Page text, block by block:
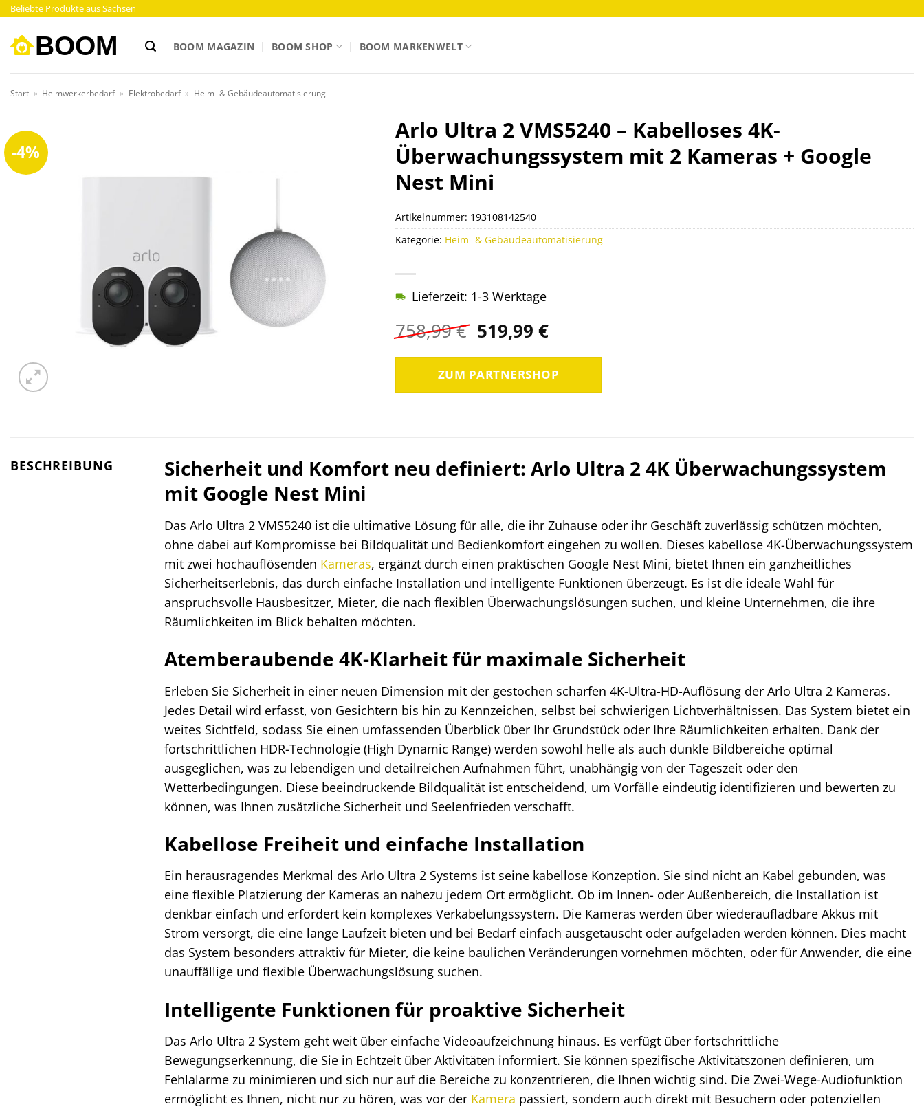
Zum
springen
Beliebte Produkte aus Sachsen
BOOM MAGAZIN BOOM SHOP BOOM MARKENWELT
Start » Heimwerkerbedarf » Elektrobedarf » Heim- & Gebäudeautomatisierung
-4%
Arlo Ultra 2 VMS5240 – Kabelloses 4K-
Überwachungssystem mit 2 Kameras + Google
Nest Mini
758,99€ Ursprünglicher
Preis
war:
758,99 €
519,99 €Aktueller
ist:
519,99 €.
Lieferzeit: 1-3 Werktage
ZUM PARTNERSHOP
Artikelnummer: 193108142540
Kategorie: Heim- & Gebäudeautomatisierung
BESCHREIBUNG
Sicherheit und Komfort neu definiert: Arlo Ultra 2 4K Überwachungssystem
mit Google Nest Mini
Das Arlo Ultra 2 VMS5240 ist die ultimative Lösung für alle, die ihr Zuhause oder ihr Geschäft zuverlässig schützen möchten,
ohne dabei auf Kompromisse bei Bildqualität und Bedienkomfort eingehen zu wollen. Dieses kabellose 4K-Überwachungssystem
mit zwei hochauflösenden Kameras, ergänzt durch einen praktischen Google Nest Mini, bietet Ihnen ein ganzheitliches
Sicherheitserlebnis, das durch einfache Installation und intelligente Funktionen überzeugt. Es ist die ideale Wahl für
anspruchsvolle Hausbesitzer, Mieter, die nach flexiblen Überwachungslösungen suchen, und kleine Unternehmen, die ihre
Räumlichkeiten im Blick behalten möchten.
Atemberaubende 4K-Klarheit für maximale Sicherheit
Erleben Sie Sicherheit in einer neuen Dimension mit der gestochen scharfen 4K-Ultra-HD-Auflösung der Arlo Ultra 2 Kameras.
Jedes Detail wird erfasst, von Gesichtern bis hin zu Kennzeichen, selbst bei schwierigen Lichtverhältnissen. Das System bietet ein
weites Sichtfeld, sodass Sie einen umfassenden Überblick über Ihr Grundstück oder Ihre Räumlichkeiten erhalten. Dank der
fortschrittlichen HDR-Technologie (High Dynamic Range) werden sowohl helle als auch dunkle Bildbereiche optimal
ausgeglichen, was zu lebendigen und detailreichen Aufnahmen führt, unabhängig von der Tageszeit oder den
Wetterbedingungen. Diese beeindruckende Bildqualität ist entscheidend, um Vorfälle eindeutig identifizieren und bewerten zu
können, was Ihnen zusätzliche Sicherheit und Seelenfrieden verschafft.
Kabellose Freiheit und einfache Installation
Ein herausragendes Merkmal des Arlo Ultra 2 Systems ist seine kabellose Konzeption. Sie sind nicht an Kabel gebunden, was
eine flexible Platzierung der Kameras an nahezu jedem Ort ermöglicht. Ob im Innen- oder Außenbereich, die Installation ist
denkbar einfach und erfordert kein komplexes Verkabelungssystem. Die Kameras werden über wiederaufladbare Akkus mit
Strom versorgt, die eine lange Laufzeit bieten und bei Bedarf einfach ausgetauscht oder aufgeladen werden können. Dies macht
das System besonders attraktiv für Mieter, die keine baulichen Veränderungen vornehmen möchten, oder für Anwender, die eine
unauffällige und flexible Überwachungslösung suchen.
Intelligente Funktionen für proaktive Sicherheit
Das Arlo Ultra 2 System geht weit über einfache Videoaufzeichnung hinaus. Es verfügt über fortschrittliche
Bewegungserkennung, die Sie in Echtzeit über Aktivitäten informiert. Sie können spezifische Aktivitätszonen definieren, um
Fehlalarme zu minimieren und sich nur auf die Bereiche zu konzentrieren, die Ihnen wichtig sind. Die Zwei-Wege-Audiofunktion
ermöglicht es Ihnen, nicht nur zu hören, was vor der Kamera passiert, sondern auch direkt mit Besuchern oder potenziellen